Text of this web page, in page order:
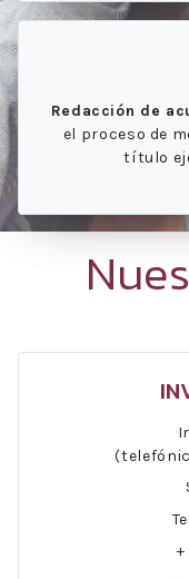
Redacción de
el proceso de
título